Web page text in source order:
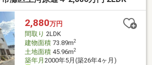
2,880万円
間取り 2LDK
建物面積73.89m2
土地面積45.96m2
築年月 2000年5月(築26年4ヶ月)